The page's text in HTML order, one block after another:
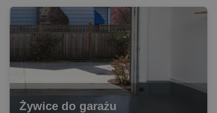
Żywice do garażu